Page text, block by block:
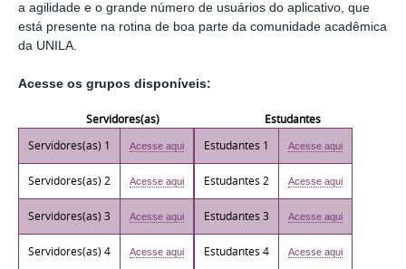
a agilidade e o grande número de usuários do aplicativo, que
está presente na rotina de boa parte da comunidade acadêmica
da UNILA.
Acesse os grupos disponíveis:
Servidores(as)
Servidores(as) 1
Acesse aqui
Servidores(as) 2 Acesse aqui
Servidores(as) 3 Acesse aqui
Servidores(as) 4 Acesse aqui
Estudantes
Estudantes 1
Acesse aqui
Estudantes 2 Acesse aqui
Estudantes 3 Acesse aqui
Estudantes 4 Acesse aqui